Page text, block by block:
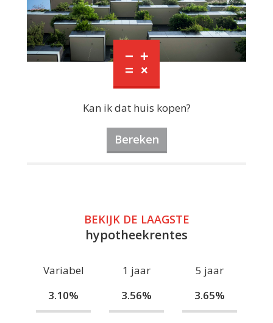
Kan ik dat huis kopen?
Bereken
BEKIJK DE LAAGSTE
hypotheekrentes
Variabel
3.10%
1 jaar
3.56%
5 jaar
3.65%